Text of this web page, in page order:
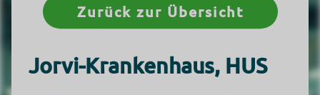
Zurück zur Übersicht
Jorvi-Krankenhaus, HUS